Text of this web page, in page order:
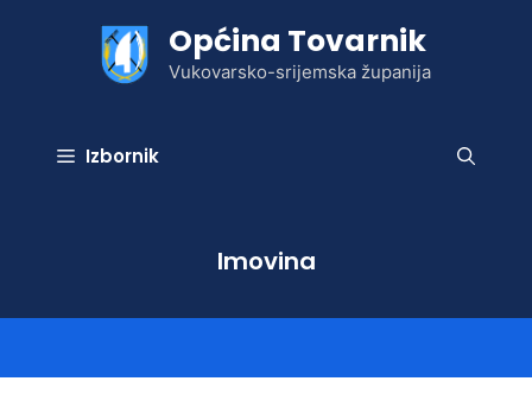
Općina Tovarnik
Vukovarsko-srijemska županija
Izbornik
Imovina